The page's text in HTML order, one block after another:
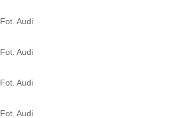
Fot. Audi
Fot. Audi
Fot. Audi
Fot. Audi